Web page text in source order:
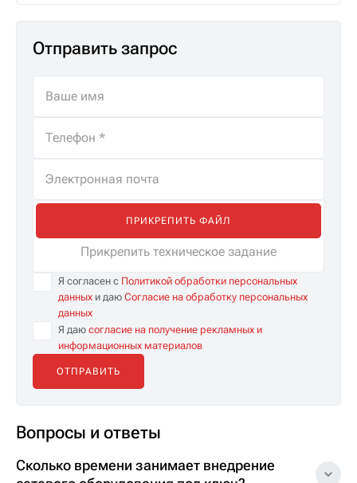
Отправить запрос
ПРИКРЕПИТЬ ФАЙЛ
Прикрепить техническое задание
Я согласен с Политикой обработки персональных
данных и даю Согласие на обработку персональных
данных
Я даю согласие на получение рекламных и
информационных материалов
Вопросы и ответы
Сколько времени занимает внедрение